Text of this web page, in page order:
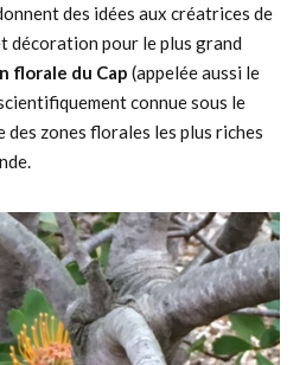
des idées aux créatrices de
décoration pour le plus grand
florale du Cap (appelée aussi le
connue sous le
des zones florales les plus riches